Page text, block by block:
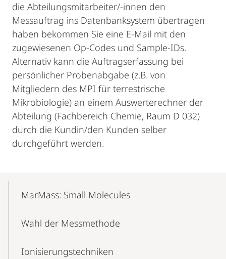
die Abteilungsmitarbeiter/-innen den
Messauftrag ins Datenbanksystem übertragen
haben bekommen Sie eine E-Mail mit den
zugewiesenen Op-Codes und Sample-IDs.
Alternativ kann die Auftragserfassung bei
persönlicher Probenabgabe (z.B. von
Mitgliedern des MPI für terrestrische
Mikrobiologie) an einem Auswerterechner der
Abteilung (Fachbereich Chemie, Raum D 032)
durch die Kundin/den Kunden selber
durchgeführt werden.
NavigationMarMass: Small Molecules
Wahl der Messmethode
Ionisierungstechniken